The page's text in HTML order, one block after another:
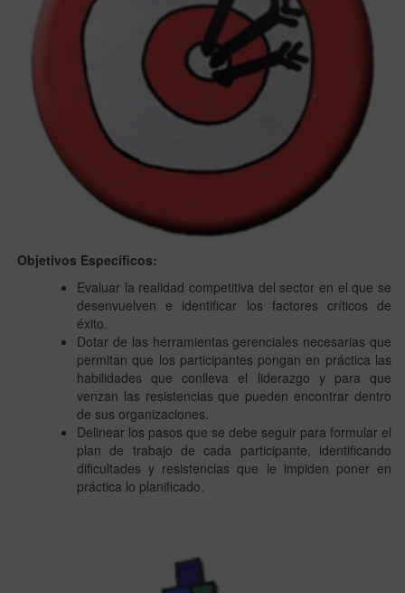
Objetivos Específicos:
Evaluar la realidad competitiva del sector en el que se
desenvuelven e identificar los factores críticos de
éxito.
Dotar de las herramientas gerenciales necesarias que
permitan que los participantes pongan en práctica las
habilidades que conlleva el liderazgo y para que
venzan las resistencias que pueden encontrar dentro
de sus organizaciones.
Delinear los pasos que se debe seguir para formular el
plan de trabajo de cada participante, identificando
dificultades y resistencias que le impiden poner en
práctica lo planificado.